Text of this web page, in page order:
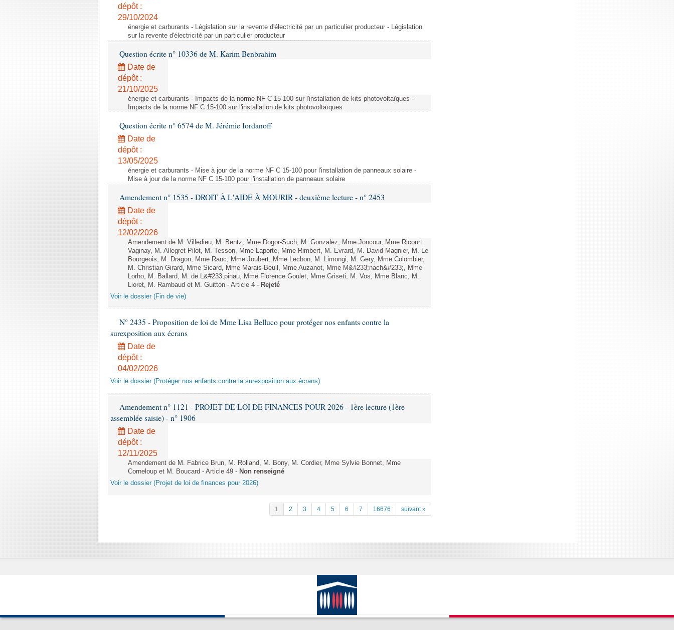
dépôt :
29/10/2024
énergie et carburants - Législation sur la revente d'électricité par un particulier producteur - Législation
sur la revente d'électricité par un particulier producteur
Question écrite n° 10336 de M. Karim Benbrahim
Date de
dépôt :
21/10/2025
énergie et carburants - Impacts de la norme NF C 15-100 sur l'installation de kits photovoltaïques -
Impacts de la norme NF C 15-100 sur l'installation de kits photovoltaïques
Question écrite n° 6574 de M. Jérémie Iordanoff
Date de
dépôt :
13/05/2025
énergie et carburants - Mise à jour de la norme NF C 15-100 pour l'installation de panneaux solaire -
Mise à jour de la norme NF C 15-100 pour l'installation de panneaux solaire
Amendement n° 1535 - DROIT À L'AIDE À MOURIR - deuxième lecture - n° 2453
Date de
dépôt :
12/02/2026
Amendement de M. Villedieu, M. Bentz, Mme Dogor-Such, M. Gonzalez, Mme Joncour, Mme Ricourt
Vaginay, M. Allegret-Pilot, M. Tesson, Mme Laporte, Mme Rimbert, M. Evrard, M. David Magnier, M. Le
Bourgeois, M. Dragon, Mme Ranc, Mme Joubert, Mme Lechon, M. Limongi, M. Gery, Mme Colombier,
M. Christian Girard, Mme Sicard, Mme Marais-Beuil, Mme Auzanot, Mme M&#233;nach&#233;, Mme
Lorho, M. Ballard, M. de L&#233;pinau, Mme Florence Goulet, Mme Griseti, M. Vos, Mme Blanc, M.
Lioret, M. Rambaud et M. Guitton - Article 4 - Rejeté
Voir le dossier (Fin de vie)
N° 2435 - Proposition de loi de Mme Lisa Belluco pour protéger nos enfants contre la
surexposition aux écrans
Date de
dépôt :
04/02/2026
Voir le dossier (Protéger nos enfants contre la surexposition aux écrans)
Amendement n° 1121 - PROJET DE LOI DE FINANCES POUR 2026 - 1ère lecture (1ère
assemblée saisie) - n° 1906
Date de
dépôt :
12/11/2025
Amendement de M. Fabrice Brun, M. Rolland, M. Bony, M. Cordier, Mme Sylvie Bonnet, Mme
Corneloup et M. Boucard - Article 49 - Non renseigné
Voir le dossier (Projet de loi de finances pour 2026)
1 2 3 4 5 6 7 16676 suivant »